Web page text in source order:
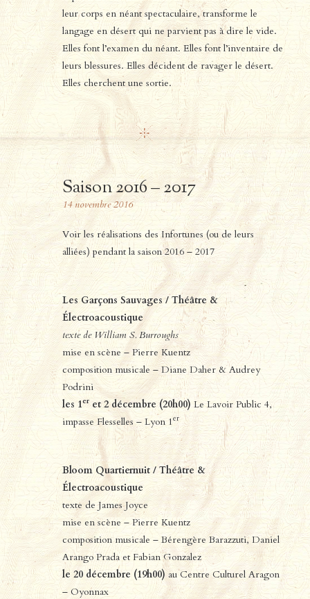
leur corps en néant spectaculaire, transforme le
langage en désert qui ne parvient pas à dire le vide.
Elles font l’examen du néant. Elles font l’inventaire de
leurs blessures. Elles décident de ravager le désert.
Elles cherchent une sortie.
Saison 2016 – 2017
14 novembre 2016
Voir les réalisations des Infortunes (ou de leurs
alliées) pendant la saison 2016 – 2017
Les Garçons Sauvages / Théâtre &
Électroacoustique
texte de William S. Burroughs
mise en scène – Pierre Kuentz
composition musicale – Diane Daher & Audrey
Podrini
les 1eret 2 décembre (20h00) Le Lavoir Public 4,
impasse Flesselles – Lyon 1er
Bloom Quartiernuit / Théâtre &
Électroacoustique
texte de James Joyce
mise en scène – Pierre Kuentz
composition musicale – Bérengère Barazzuti, Daniel
Arango Prada et Fabian Gonzalez
le 20 décembre (19h00)au Centre Culturel Aragon
– Oyonnax